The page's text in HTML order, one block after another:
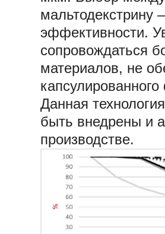
мальтодекстрину
эффективности.
сопровождаться
материалов, не
Данная
быть внедрены и
производстве.